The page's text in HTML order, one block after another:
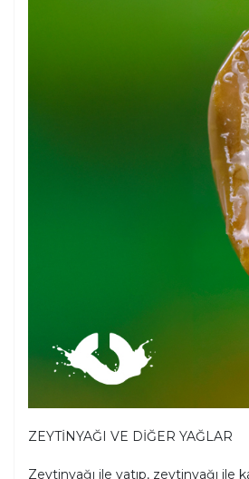
ZEYTİNYAĞI VE DİĞER YAĞLAR
Zeytinyağı ile yatıp, zeytinyağı ile